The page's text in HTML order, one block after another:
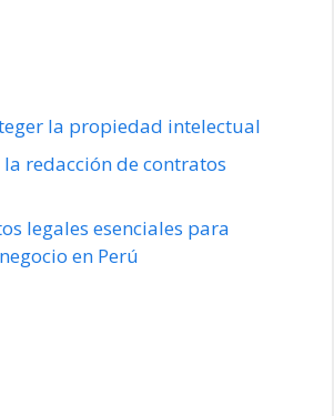
la propiedad intelectual
redacción de contratos
legales esenciales para
en Perú